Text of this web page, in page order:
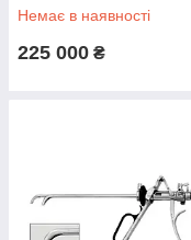
Немає в наявності
225 000 ₴